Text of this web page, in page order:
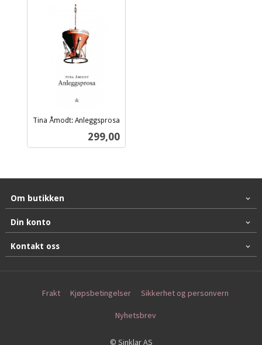
Tina Åmodt: Anleggsprosa
Pris
299,00
Om butikken
Din konto
Kontakt oss
Frakt Kjøpsbetingelser Sikkerhet og personvern
Nyhetsbrev
© Sinklar AS